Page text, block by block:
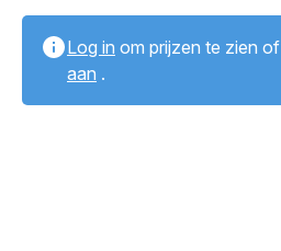
Log in om prijzen te zien of
aan .